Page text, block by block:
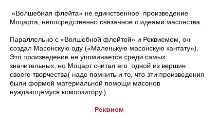
«Волшебная флейта» не единственное произведение
Моцарта, непосредственно связанное с идеями масонства.
Параллельно с «Волшебной флейтой» и Реквиемом, он
создал Масонскую оду («Маленькую масонскую кантату»).
Это произведение не упоминается среди самых
значительных, но Моцарт считал его одной из вершин
своего творчества( надо помнить и то, что эти произведения
были формой материальной помощи масонов
нуждающемуся композитору.)
Реквием